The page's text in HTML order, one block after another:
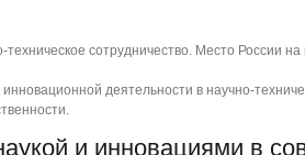
сотрудничество. Место России
деятельности в научно-
и инновациями в